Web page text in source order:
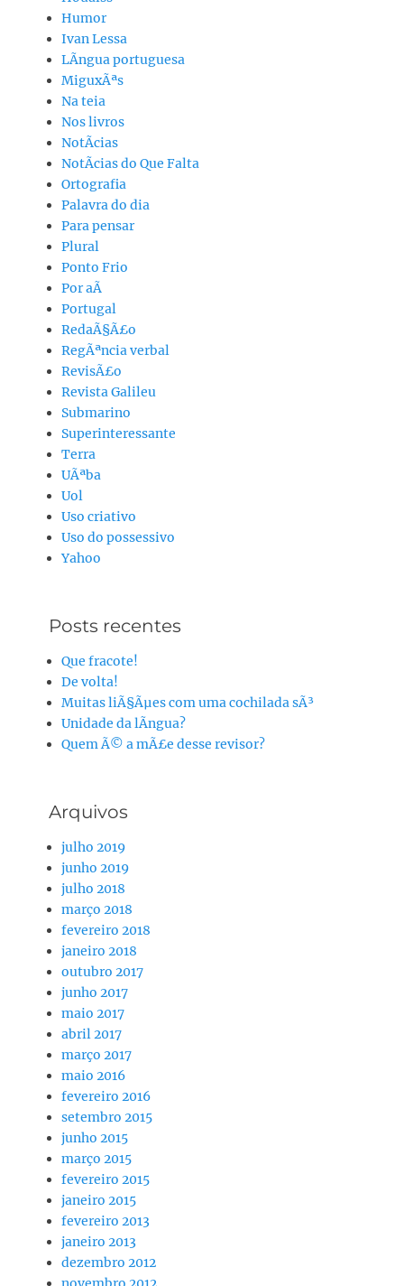
Humor
Ivan Lessa
LÃ­ngua portuguesa
MiguxÃªs
Na teia
Nos livros
NotÃ­cias
NotÃ­cias do Que Falta
Ortografia
Palavra do dia
Para pensar
Plural
Ponto Frio
Por aÃ­
Portugal
RedaÃ§Ã£o
RegÃªncia verbal
RevisÃ£o
Revista Galileu
Submarino
Superinteressante
Terra
UÃªba
Uol
Uso criativo
Uso do possessivo
Yahoo
Posts recentes
Que fracote!
De volta!
Muitas liÃ§Ãµes com uma cochilada sÃ³
Unidade da lÃ­ngua?
Quem Ã© a mÃ£e desse revisor?
Arquivos
julho 2019
junho 2019
julho 2018
março 2018
fevereiro 2018
janeiro 2018
outubro 2017
junho 2017
maio 2017
abril 2017
março 2017
maio 2016
fevereiro 2016
setembro 2015
junho 2015
março 2015
fevereiro 2015
janeiro 2015
fevereiro 2013
janeiro 2013
dezembro 2012